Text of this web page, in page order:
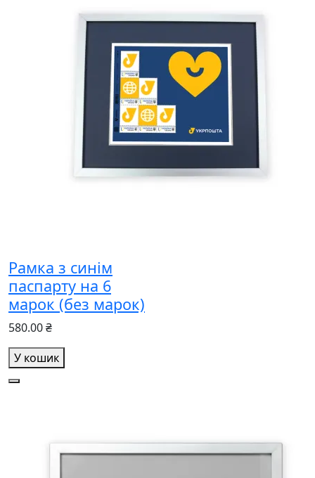
Рамка з синім
паспарту на 6
марок (без марок)
580.00 ₴
У кошик